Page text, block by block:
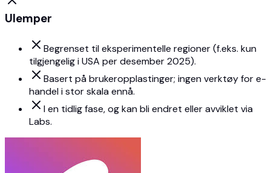
Ulemper
Begrenset til eksperimentelle regioner (f.eks. kun
tilgjengelig i USA per desember 2025).
Basert på brukeropplastinger; ingen verktøy for e-
handel i stor skala ennå.
I en tidlig fase, og kan bli endret eller avviklet via
Labs.